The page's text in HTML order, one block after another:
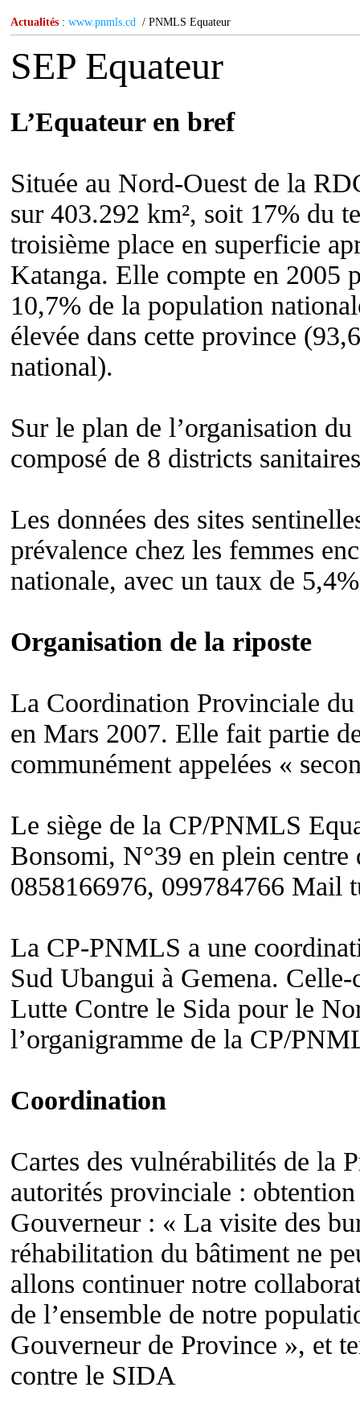
Actualités : www.pnmls.cd / PNMLS Equateur
SEP Equateur
L’Equateur en bref
Située au Nord-Ouest de la
sur 403.292 km², soit 17% du
troisième place en superficie
Katanga. Elle compte en 2005
10,7% de la population
élevée dans cette province
national).
Sur le plan de l’organisation
composé de 8 districts
Les données des sites
prévalence chez les femmes
nationale, avec un taux de
Organisation de la riposte
La Coordination Provinciale
en Mars 2007. Elle fait partie
communément appelées «
Le siège de la CP/PNMLS
Bonsomi, N°39 en plein
0858166976, 099784766 Mail
La CP-PNMLS a une
Sud Ubangui à Gemena.
Lutte Contre le Sida pour le
l’organigramme de la CP/
Coordination
Cartes des vulnérabilités de la
autorités provinciale :
Gouverneur : « La visite des
réhabilitation du bâtiment ne
allons continuer notre
de l’ensemble de notre
Gouverneur de Province », et
contre le SIDA